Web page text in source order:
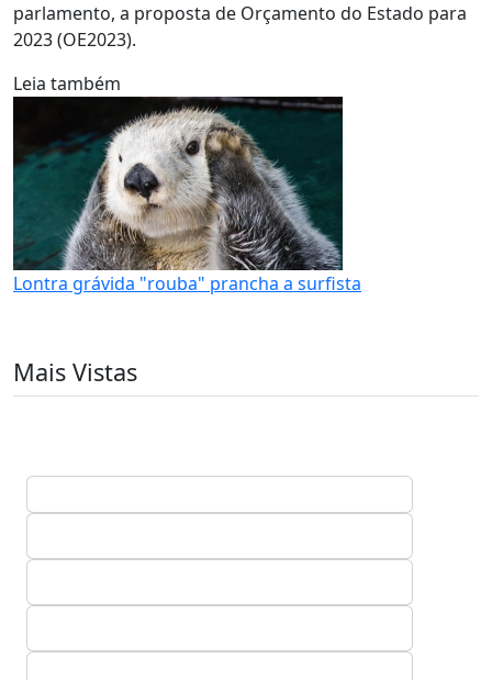
parlamento, a proposta de Orçamento do Estado para
2023 (OE2023).
Leia também
Lontra grávida "rouba" prancha a surfista
Mais Vistas